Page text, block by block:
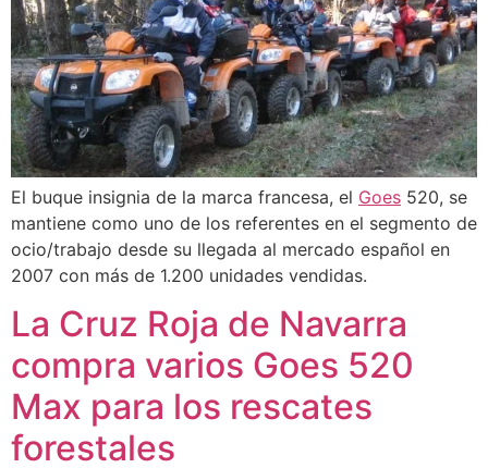
El buque insignia de la marca francesa, el Goes 520, se
mantiene como uno de los referentes en el segmento de
ocio/trabajo desde su llegada al mercado español en
2007 con más de 1.200 unidades vendidas.
La Cruz Roja de Navarra
compra varios Goes 520
Max para los rescates
forestales